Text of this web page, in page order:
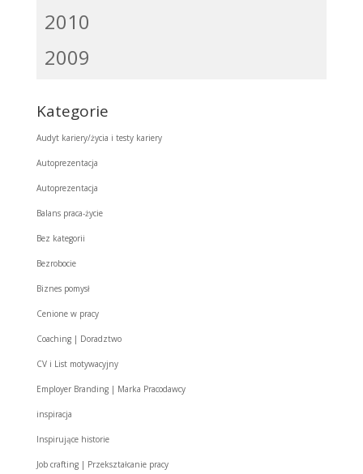
2010
2009
Kategorie
Audyt kariery/życia i testy kariery
Autoprezentacja
Autoprezentacja
Balans praca-życie
Bez kategorii
Bezrobocie
Biznes pomysł
Cenione w pracy
Coaching | Doradztwo
CV i List motywacyjny
Employer Branding | Marka Pracodawcy
inspiracja
Inspirujące historie
Job crafting | Przekształcanie pracy